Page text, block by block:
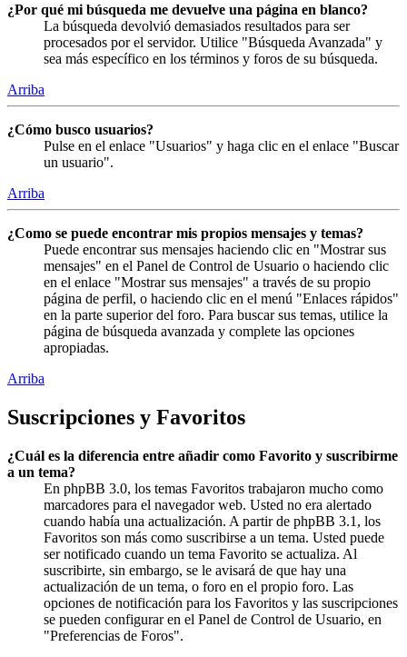
¿Por qué mi búsqueda me devuelve una página en blanco?
La búsqueda devolvió demasiados resultados para ser
procesados por el servidor. Utilice "Búsqueda Avanzada" y
sea más específico en los términos y foros de su búsqueda.
Arriba
¿Cómo busco usuarios?
Pulse en el enlace "Usuarios" y haga clic en el enlace "Buscar
un usuario".
Arriba
¿Como se puede encontrar mis propios mensajes y temas?
Puede encontrar sus mensajes haciendo clic en "Mostrar sus
mensajes" en el Panel de Control de Usuario o haciendo clic
en el enlace "Mostrar sus mensajes" a través de su propio
página de perfil, o haciendo clic en el menú "Enlaces rápidos"
en la parte superior del foro. Para buscar sus temas, utilice la
página de búsqueda avanzada y complete las opciones
apropiadas.
Arriba
Suscripciones y Favoritos
¿Cuál es la diferencia entre añadir como Favorito y suscribirme
a un tema?
En phpBB 3.0, los temas Favoritos trabajaron mucho como
marcadores para el navegador web. Usted no era alertado
cuando había una actualización. A partir de phpBB 3.1, los
Favoritos son más como suscribirse a un tema. Usted puede
ser notificado cuando un tema Favorito se actualiza. Al
suscribirte, sin embargo, se le avisará de que hay una
actualización de un tema, o foro en el propio foro. Las
opciones de notificación para los Favoritos y las suscripciones
se pueden configurar en el Panel de Control de Usuario, en
"Preferencias de Foros".